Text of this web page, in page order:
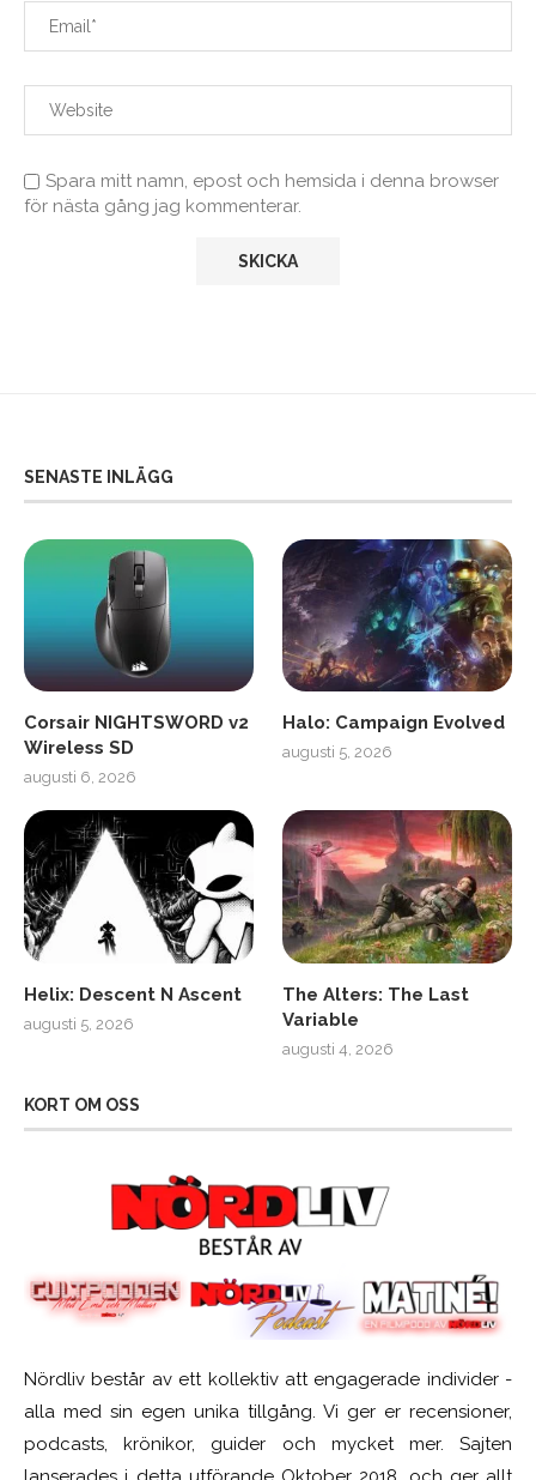
Spara mitt namn, epost och hemsida i denna browser
för nästa gång jag kommenterar.
SENASTE INLÄGG
Corsair NIGHTSWORD v2
Wireless SD
augusti 6, 2026
Halo: Campaign Evolved
augusti 5, 2026
Helix: Descent N Ascent
augusti 5, 2026
The Alters: The Last
Variable
augusti 4, 2026
KORT OM OSS
Nördliv består av ett kollektiv att engagerade individer -
alla med sin egen unika tillgång. Vi ger er recensioner,
podcasts, krönikor, guider och mycket mer. Sajten